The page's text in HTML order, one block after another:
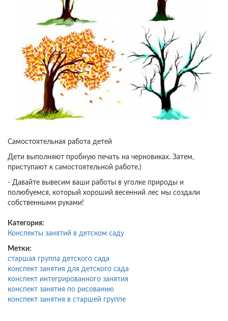
Самостоятельная работа детей
Дети выполняют пробную печать на черновиках. Затем,
приступают к самостоятельной работе.)
- Давайте вывесим ваши работы в уголке природы и
полюбуемся, который хороший весенний лес мы создали
собственными руками!
Категория:
Конспекты занятий в детском саду
Метки:
старшая группа детского сада
конспект занятия для детского сада
конспект интегрированного занятия
конспект занятия по рисованию
конспект занятия в старшей группе